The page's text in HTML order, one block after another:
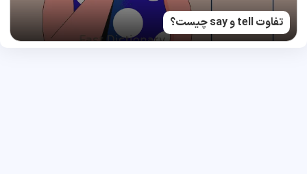
تفاوت tell و say چیست؟